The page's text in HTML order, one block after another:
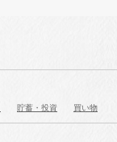
貯蓄・投資 買い物